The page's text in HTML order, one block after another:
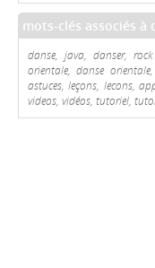
mots-clés associés à
danse, java, danser,
orientale, danse
astuces, leçons, lecons,
videos, vidéos, tutoriel,